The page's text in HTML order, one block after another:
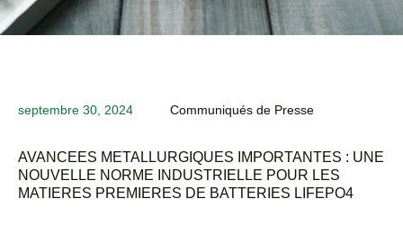
septembre 30, 2024 Communiqués de Presse
AVANCEES METALLURGIQUES IMPORTANTES : UNE
NOUVELLE NORME INDUSTRIELLE POUR LES
MATIERES PREMIERES DE BATTERIES LIFEPO4